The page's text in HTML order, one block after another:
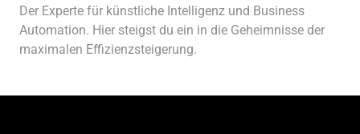
Der Experte für künstliche Intelligenz und Business
Automation. Hier steigst du ein in die Geheimnisse der
maximalen Effizienzsteigerung.